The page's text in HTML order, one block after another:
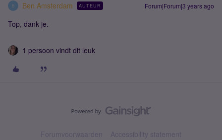
B Ben Amsterdam AUTEUR Forum|Forum|3 years ago
Top, dank je.
1 persoon vindt dit leuk
Forumvoorwaarden Accessibility statement